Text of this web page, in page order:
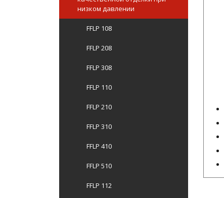
низком давлении
FFLP 108
FFLP 208
FFLP 308
FFLP 110
FFLP 210
FFLP 310
FFLP 410
FFLP 510
FFLP 112